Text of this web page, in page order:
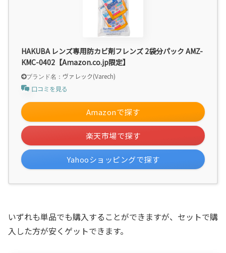
HAKUBA レンズ専用防カビ剤フレンズ 2袋分パック AMZ-
KMC-0402【Amazon.co.jp限定】
ヴァレック(Varech)
口コミを見る
Amazonで探す
楽天市場で探す
Yahooショッピングで探す
いずれも単品でも購入することができますが、セットで購
入した方が安くゲットできます。